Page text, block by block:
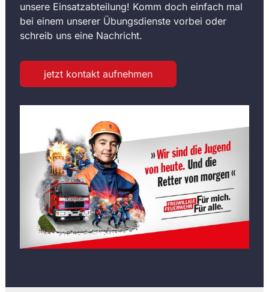
unsere Einsatzabteilung! Komm doch einfach mal
bei einem unserer Übungsdienste vorbei oder
schreib uns eine Nachricht.
jetzt kontakt aufnehmen